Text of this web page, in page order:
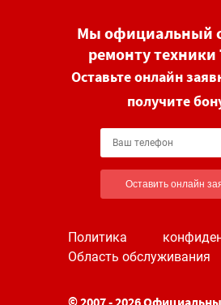
Мы официальный
ремонту техники
Оставьте онлайн
получите
Оставить онлайн
Политика
Область обслуживания
© 2007 - 2026